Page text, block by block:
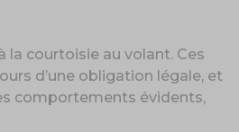
courtoisie au volant. Ces
d’une obligation légale, et
comportements évidents,